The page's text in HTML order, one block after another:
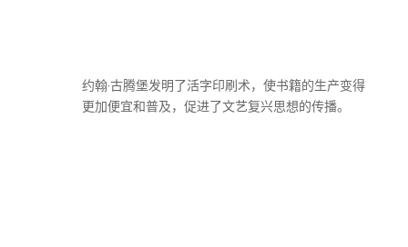
约翰·古腾堡发明了活字印刷术，使书籍的生产变得
更加便宜和普及，促进了文艺复兴思想的传播。